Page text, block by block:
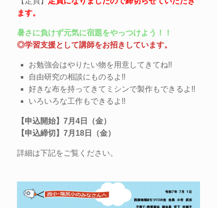
ます。
暑さに負けず元気に宿題をやっつけよう！！
◎学習支援として講師をお招きしています。
お勉強会はやりたい物を用意してきてね!!
自由研究の相談にものるよ!!
好きな布を持ってきてミシンで製作もできるよ!!
いろいろな工作もできるよ!!
【申込開始】7月4日（金）
【申込締切】7月18日（金）
詳細は下記をご覧ください。